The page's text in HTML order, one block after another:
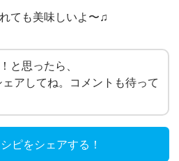
ても美味しいよ〜♫
と思ったら、
アしてね。コメントも待って
ピをシェアする！